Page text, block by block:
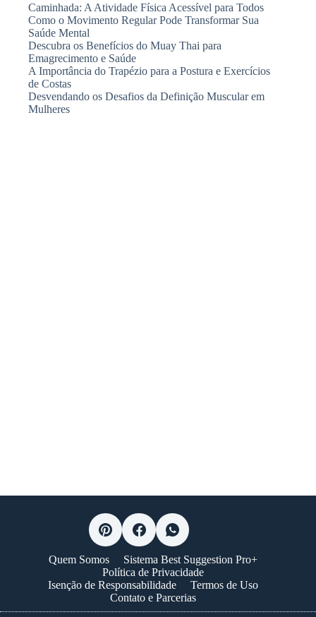
Caminhada: A Atividade Física Acessível para Todos
Como o Movimento Regular Pode Transformar Sua
Saúde Mental
Descubra os Benefícios do Muay Thai para
Emagrecimento e Saúde
A Importância do Trapézio para a Postura e Exercícios
de Costas
Desvendando os Desafios da Definição Muscular em
Mulheres
Quem Somos
Sistema Best Suggestion Pro+
Política de Privacidade
Isenção de Responsabilidade
Termos de Uso
Contato e Parcerias